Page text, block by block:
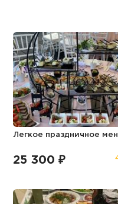
Легкое праздничное
25 300 ₽